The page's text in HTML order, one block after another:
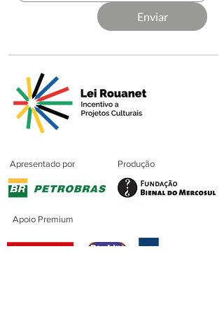
Enviar
Apresentado por Produção
Apoio Premium